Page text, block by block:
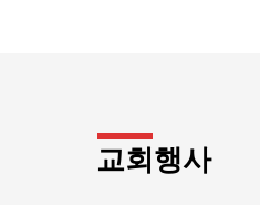
교회행사